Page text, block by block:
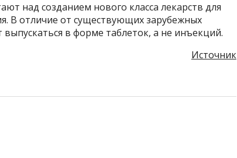
над созданием нового класса лекарств для
В отличие от существующих зарубежных
выпускаться в форме таблеток, а не инъекций.
Источник